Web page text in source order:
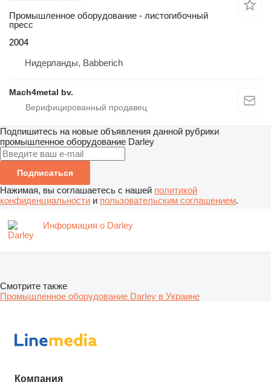
Промышленное оборудование - листогибочный
пресс
2004
Нидерланды, Babberich
Mach4metal bv.
Подпишитесь на новые объявления данной рубрики
промышленное оборудование Darley
Подписаться
Нажимая, вы соглашаетесь с нашей политикой
конфиденциальности и пользовательским соглашением.
Информация о Darley
Смотрите также
Промышленное оборудование Darley в Украине
Компания